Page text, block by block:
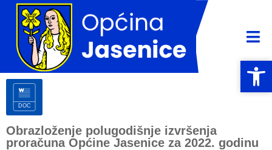
Obrazloženje polugodišnje izvršenja
proračuna Općine Jasenice za 2022. godinu